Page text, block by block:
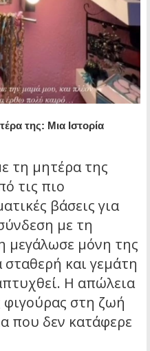
της: Μια Ιστορία
τη μητέρα της
τις πιο
βάσεις για
με τη
μεγάλωσε μόνη της
και γεμάτη
Η απώλεια
στη ζωή
που δεν κατάφερε